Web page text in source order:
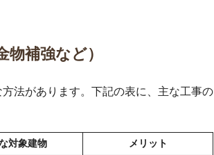
補強など）
法があります。下記の表に、主な工事の
対象建物 メリット